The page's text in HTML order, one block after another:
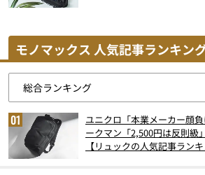
モノマックス 人気記事ランキン
ユニクロ「本業メーカー顔
ークマン「2,500円は反則
【リュックの人気記事ラン